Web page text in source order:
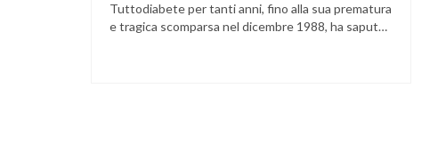
Tuttodiabete per tanti anni, fino alla sua prematura
e tragica scomparsa nel dicembre 1988, ha saputo